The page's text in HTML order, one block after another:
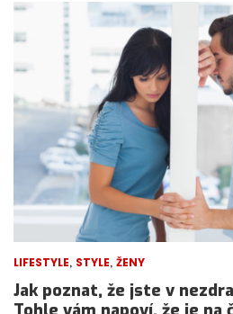
LIFESTYLE, STYLE, ŽENY
Jak poznat, že jste v